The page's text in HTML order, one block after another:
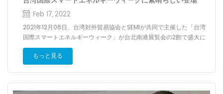
目標やオークションの迅速な実施、分散型太陽光発電に対する継続的
なインセンティブによって拡大が続いている。また、ロシアのウクラ
イナ侵攻に対して、多くのEU諸国はロシアの天然ガス輸入への依存度
を下げることを目的に再エネ導入を加速させる計画を発表している。
これらの新政策の影響は、特に18カ月以上の開発期間を要する大規模
プロジェクトでは2023年までは限定的なものになると考えられる。
一方、米国は31.8GW、うち太陽光発電が22.0GWとなり、前年より
減少する見込み。太陽光発電の分野では、中国に加えて東南アジア諸
国に対する太陽光発電貿易措置の可能性があり、短期的には太陽光パ
Feb 17, 2022
2021年12月08日、台湾対外貿易協会とSEMIが共同で主催した「台湾
国際スマートエネルギーウィーク」が台北南港展覧会の2館で盛大に
展示され、全台最大で最もシンボル的なグリーン再生エネルギー国際
展覧会である。ヒュージエナジーは今回の展覧会に招待されたよう
に、既存の協力関係を強固にし、多くの潜在的な顧客を開拓し、新し
もっと見る